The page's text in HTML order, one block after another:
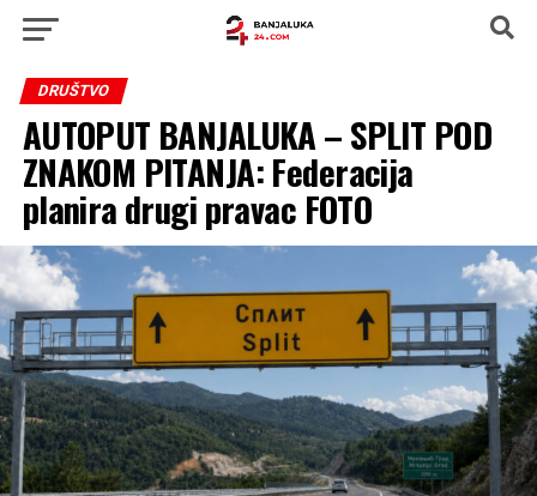
DRUŠTVO
AUTOPUT BANJALUKA – SPLIT POD
ZNAKOM PITANJA: Federacija
planira drugi pravac FOTO